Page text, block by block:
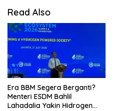
Read Also
Era BBM Segera Berganti?
Menteri ESDM Bahlil
Lahadalia Yakin Hidrogen